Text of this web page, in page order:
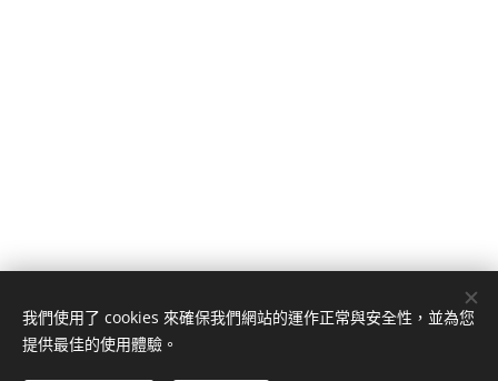
我們使用了 cookies 來確保我們網站的運作正常與安全性，並為您
提供最佳的使用體驗。